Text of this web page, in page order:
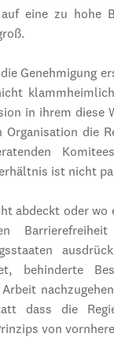
eine zu hohe
Genehmigung
in ihrem diese
Organisation die
ist nicht
abdeckt oder
behinderte
dass die
von